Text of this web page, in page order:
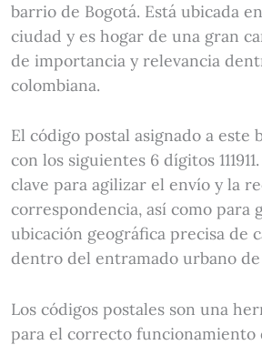
barrio de Bogotá. Está ubicada
ciudad y es hogar de una gran
de importancia y relevancia
colombiana.
El código postal asignado a este
con los siguientes 6 dígitos
clave para agilizar el envío y la
correspondencia, así como para
ubicación geográfica precisa de
dentro del entramado urbano de
Los códigos postales son una
para el correcto funcionamiento